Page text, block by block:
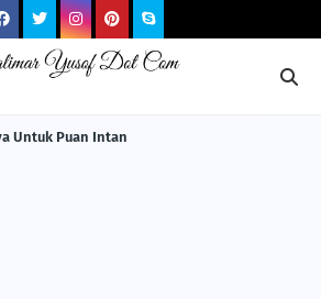
Untuk Puan Intan